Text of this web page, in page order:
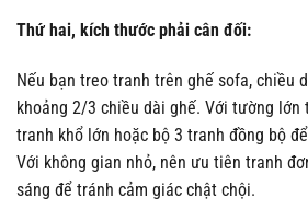
Thứ hai, kích thước phải cân đối:
Nếu bạn treo tranh trên ghế sofa, chiều
khoảng 2/3 chiều dài ghế. Với tường lớn
tranh khổ lớn hoặc bộ 3 tranh đồng bộ
Với không gian nhỏ, nên ưu tiên tranh
sáng để tránh cảm giác chật chội.